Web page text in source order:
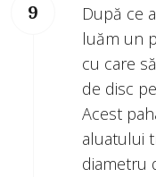
După ce
luăm un
cu care
de disc
Acest
aluatului
diametru